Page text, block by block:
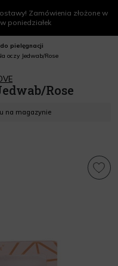
Zamówienia złożone w
poniedziałek
pielęgnacji
oczy Jedwab/Rose
Rose
na magazynie